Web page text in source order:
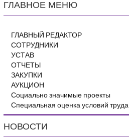
ГЛАВНОЕ МЕНЮ
ГЛАВНЫЙ РЕДАКТОР
СОТРУДНИКИ
УСТАВ
ОТЧЕТЫ
ЗАКУПКИ
АУКЦИОН
Социально значимые проекты
Специальная оценка условий труда
НОВОСТИ